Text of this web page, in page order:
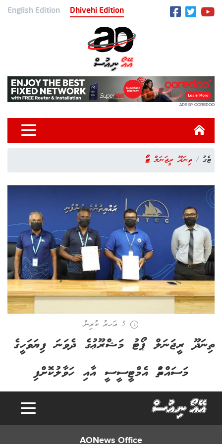
English Edition Dhivehi Edition
ADS BY OOREDOO
ޓެގު ތިނަދޫ ރީޖަނަލް ޕޯޓު
5 އަހރު ކުރިން
ތިނަދޫ ރީޖަނަލް ޕޯޓު މަޝްރޫޢުގެ ދެވަނަ ފިޔަވަހީގެ
މަސައްކަތް އެމްޓީސީސީ އާއި ހަވާލުކޮށްފި
AONews Office